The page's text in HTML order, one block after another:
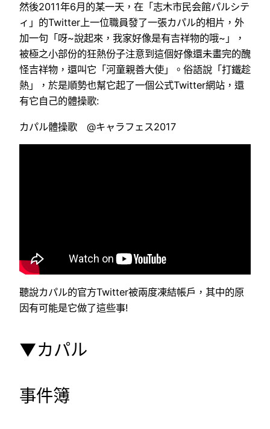
然後2011年6月的某一天，在「志木市民会館パルシテ
ィ」的Twitter上一位職員發了一張カパル的相片，外
加一句「呀~說起來，我家好像是有吉祥物的哦~」，
被極之小部份的狂熱份子注意到這個好像還未畫完的醜
怪吉祥物，還叫它「河童親善大使」。俗語說「打鐵趁
熱」，於是順勢也幫它起了一個公式Twitter網站，還
有它自己的體操歌:
カパル體操歌 @キャラフェス2017
聽說カパル的官方Twitter被兩度凍結帳戶，其中的原
因有可能是它做了這些事!
▼カパル
事件簿